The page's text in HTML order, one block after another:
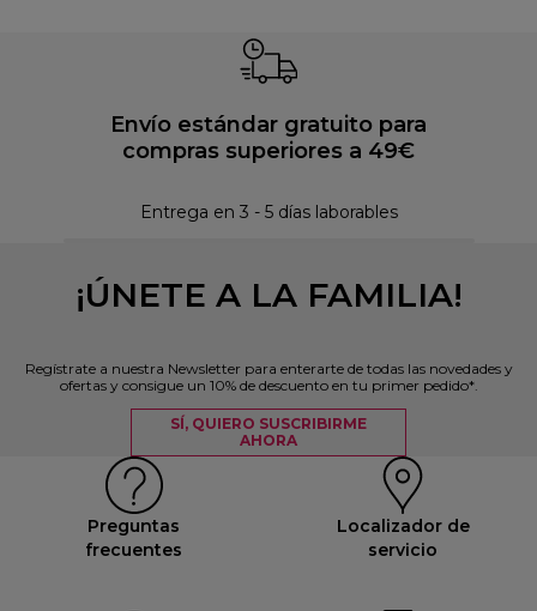
Envío estándar gratuito para
compras superiores a 49€
Entrega en 3 - 5 días laborables
¡ÚNETE A LA FAMILIA!
Regístrate a nuestra Newsletter para enterarte de todas las novedades y
ofertas y consigue un 10% de descuento en tu primer pedido*.
SÍ, QUIERO SUSCRIBIRME
AHORA
Preguntas
frecuentes
Localizador de
servicio